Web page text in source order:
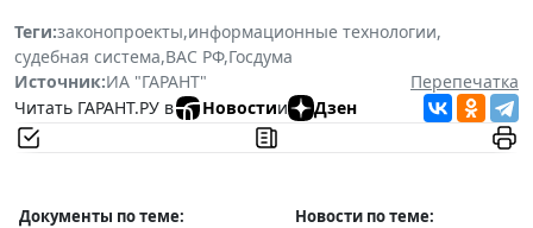
Теги:законопроекты,информационные технологии,
судебная система,ВАС РФ,Госдума
Источник:ИА "ГАРАНТ"
Перепечатка
Читать ГАРАНТ.РУ в
Новостии Дзен
Документы по теме: Новости по теме: